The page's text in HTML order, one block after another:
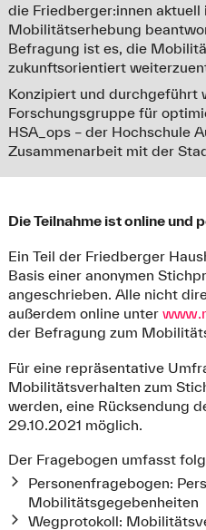
die Friedberger:innen aktuell
Mobilitätserhebung
Befragung ist es, die
zukunftsorientiert
Konzipiert und durchgeführt
Forschungsgruppe für
HSA_ops – der Hochschule
Zusammenarbeit mit der
Die Teilnahme ist online und
Ein Teil der Friedberger
Basis einer anonymen
angeschrieben. Alle nicht
außerdem online unter
der Befragung zum
Für eine repräsentative
Mobilitätsverhalten zum
werden, eine Rücksendung
29.10.2021 möglich.
Der Fragebogen umfasst
Personenfragebogen:
Mobilitätsgegebenheiten
Wegprotokoll: